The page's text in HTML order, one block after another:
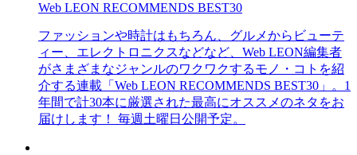
Web LEON RECOMMENDS BEST30
ファッションや時計はもちろん、グルメからビューテ
ィー、エレクトロニクスなどなど、Web LEON編集者
がさまざまなジャンルのワクワクするモノ・コトを紹
介する連載「Web LEON RECOMMENDS BEST30」。1
年間で計30本に厳選された最高にオススメのネタをお
届けします！ 毎週土曜日公開予定。